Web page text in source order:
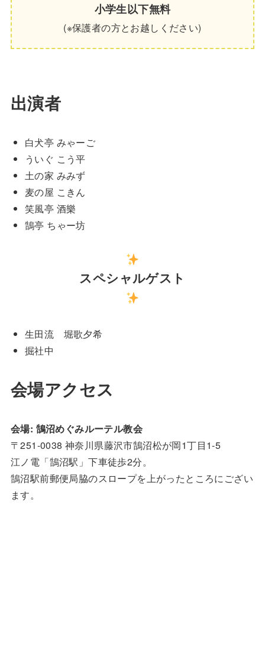
小学生以下無料
(※保護者の方とお越しください)
出演者
白犬亭 みゃーご
ういぐ こう平
土の家 みみず
麦の屋 こきん
笑風亭 酒樂
鵠亭 ちゃー坊
スペシャルゲスト
生田流 堀歌夕希
掘社中
会場アクセス
会場: 鵠沼めぐみルーテル教会
〒251-0038 神奈川県藤沢市鵠沼松が岡1丁目1-5
江ノ電「鵠沼駅」下車徒歩2分。
鵠沼駅前郵便局脇のスロープを上がったところにござい
ます。